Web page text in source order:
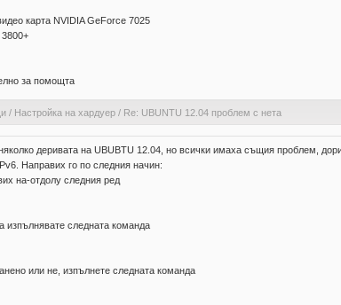
карта NVIDIA GeForce 7025
за помощта
/ Настройка на хардуер / Re: UBUNTU 12.04 проблем с нета
деривата на UBUBTU 12.04, но всички имаха същия проблем,
Направих го по следния начин:
на-отдолу следния ред
изпълнявате следната команда
или не, изпълнете следната команда